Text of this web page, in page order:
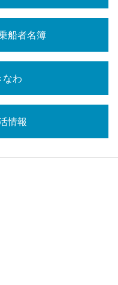
船者名簿
なわ
情報